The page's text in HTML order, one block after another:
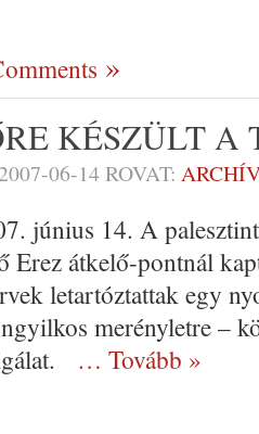
KÉSZÜLT A
06-14ROVAT:
június 14. A
Erez átkelő-pontnál
letartóztattak egy
merényletre –
… Tovább »